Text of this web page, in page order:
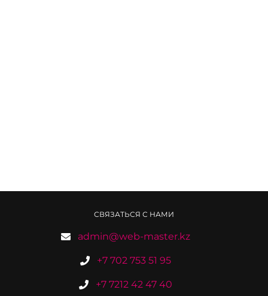
СВЯЗАТЬСЯ С НАМИ
admin@web-master.kz
+7 702 753 51 95
+7 7212 42 47 40